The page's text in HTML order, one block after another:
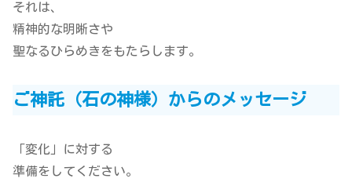
それは、
精神的な明晰さや
聖なるひらめきをもたらします。
ご神託（石の神様）からのメッセージ
「変化」に対する
準備をしてください。